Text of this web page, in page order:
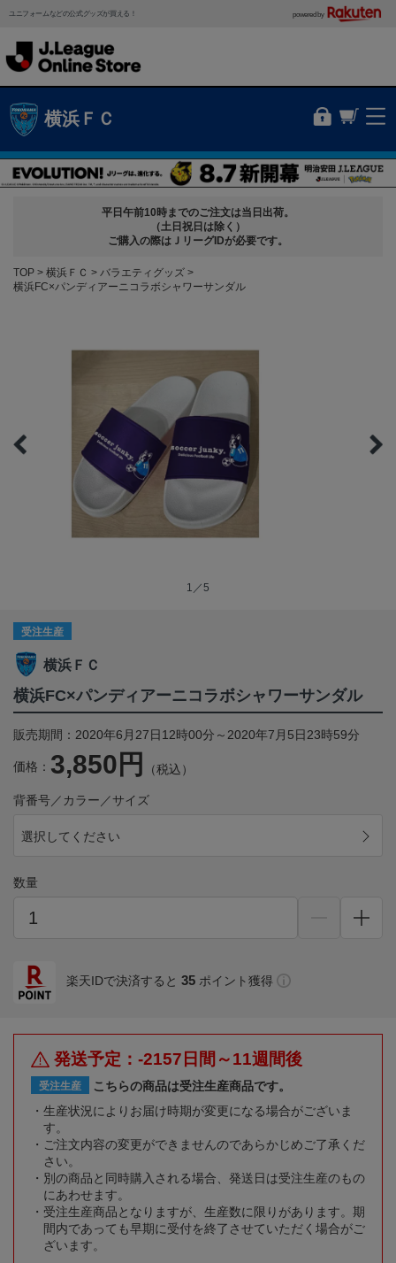
ユニフォームなどの公式グッズが買える！ powered by
横浜ＦＣ
平日午前10時までのご注文は当日出荷。
（土日祝日は除く）
ご購入の際はＪリーグIDが必要です。
TOP 横浜ＦＣ
バラエティグッズ
横浜FC×パンディアーニコラボシャワーサンダル
1／5
受注生産
横浜ＦＣ
横浜FC×パンディアーニコラボシャワーサンダル
販売期間：2020年6月27日12時00分～2020年7月5日23時59分
価格： 3,850円 （税込）
背番号／カラー／サイズ
選択してください
数量
楽天IDで決済すると 35 ポイント獲得
発送予定：-2157日間～11週間後
受注生産
こちらの商品は受注生産商品です。
生産状況によりお届け時期が変更になる場合がございま
す。
ご注文内容の変更ができませんのであらかじめご了承くだ
さい。
別の商品と同時購入される場合、発送日は受注生産のもの
にあわせます。
受注生産商品となりますが、生産数に限りがあります。期
間内であっても早期に受付を終了させていただく場合がご
ざいます。